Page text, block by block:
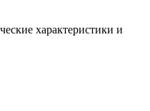
характеристики и